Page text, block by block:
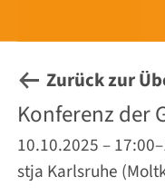
Konferenz der
10.10.2025 –
stja Karlsruhe
Zurück zur